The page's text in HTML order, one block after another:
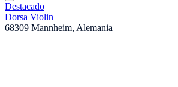
Destacado
Dorsa Violin
68309 Mannheim, Alemania